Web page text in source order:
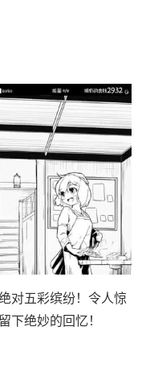
对五彩缤纷！令人惊
下绝妙的回忆！